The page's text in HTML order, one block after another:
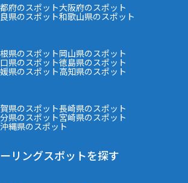
府のスポット大阪府のスポット
県のスポット和歌山県のスポット
県のスポット岡山県のスポット
県のスポット徳島県のスポット
県のスポット高知県のスポット
県のスポット長崎県のスポット
県のスポット宮崎県のスポット
沖縄県のスポット
リングスポットを探す